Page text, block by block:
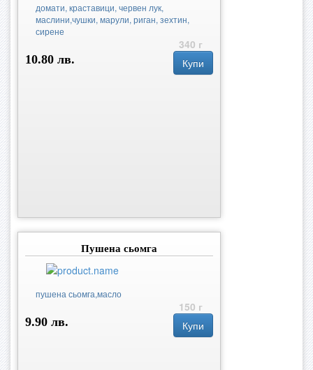
домати, краставици, червен лук,
маслини,чушки, марули, риган, зехтин,
сирене
340 г
10.80 лв.
Купи
Пушена сьомга
пушена сьомга,масло
150 г
9.90 лв.
Купи